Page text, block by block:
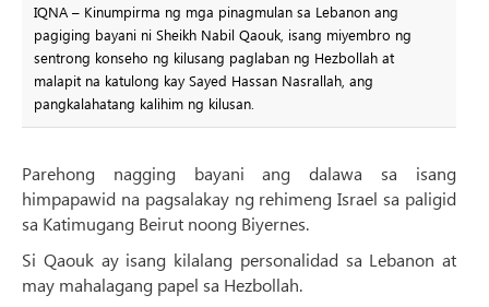
IQNA – Kinumpirma ng mga pinagmulan sa Lebanon ang
pagiging bayani ni Sheikh Nabil Qaouk, isang miyembro ng
sentrong konseho ng kilusang paglaban ng Hezbollah at
malapit na katulong kay Sayed Hassan Nasrallah, ang
pangkalahatang kalihim ng kilusan.
Parehong nagging bayani ang dalawa sa isang
himpapawid na pagsalakay ng rehimeng Israel sa paligid
sa Katimugang Beirut noong Biyernes.
Si Qaouk ay isang kilalang personalidad sa Lebanon at
may mahalagang papel sa Hezbollah.